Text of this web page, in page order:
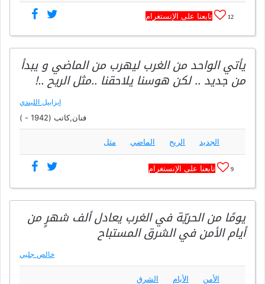
12 تابعنا على الإنستغرام
يأتي الواحد من الغرب ليهرب من الماضي و يبدأ
من جديد .. لكن هوسنا يلاحقنا ..مثل الريح ..!
إيزابيل الليندي
فنان,كاتب (1942 - )
الجديد الريح الماضي مثل
9 تابعنا على الإنستغرام
يومًا من الحريّة في الغرب يعادل ألف شهرٍ من
أيام الأمن في الشرق المستباح
خالص جلبي
الأمن الأيام الشرق